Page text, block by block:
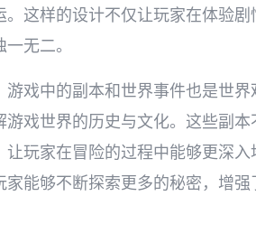
。这样的设计不仅让玩家在体验
一无二。
游戏中的副本和世界事件也是世
游戏世界的历史与文化。这些副
让玩家在冒险的过程中能够更深
家能够不断探索更多的秘密，增强